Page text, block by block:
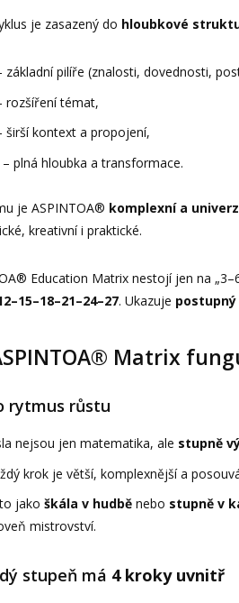
je zasazený do hloubkové
základní pilíře (znalosti, dovednosti,
rozšíření témat,
širší kontext a propojení,
– plná hloubka a transformace.
je ASPINTOA® komplexní a
kreativní i praktické.
Education Matrix nestojí jen na
. Ukazuje
Matrix
rytmus růstu
nejsou jen matematika, ale stupně
krok je větší, komplexnější a
jako škála v hudbě nebo stupně v
mistrovství.
stupeň má 4 kroky uvnitř